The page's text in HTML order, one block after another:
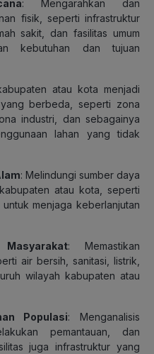
: Mengarahkan dan
fisik, seperti infrastruktur
sakit, dan fasilitas umum
kebutuhan dan tujuan
atau kota menjadi
berbeda, seperti zona
industri, dan sebagainya
lahan yang tidak
: Melindungi sumber daya
atau kota, seperti
menjaga keberlanjutan
: Memastikan
air bersih, sanitasi, listrik,
wilayah kabupaten atau
Populasi: Menganalisis
pemantauan, dan
juga infrastruktur yang